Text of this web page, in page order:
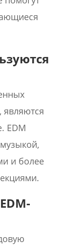
являются
EDM
и более